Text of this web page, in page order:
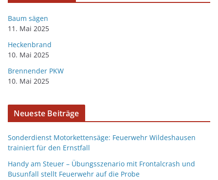
Baum sägen
11. Mai 2025
Heckenbrand
10. Mai 2025
Brennender PKW
10. Mai 2025
Neueste Beiträge
Sonderdienst Motorkettensäge: Feuerwehr Wildeshausen
trainiert für den Ernstfall
Handy am Steuer – Übungsszenario mit Frontalcrash und
Busunfall stellt Feuerwehr auf die Probe